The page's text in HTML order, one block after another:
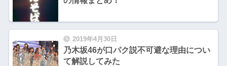
2019年4月30日
乃木坂46が口パク説不可避な理由につい
て解説してみた